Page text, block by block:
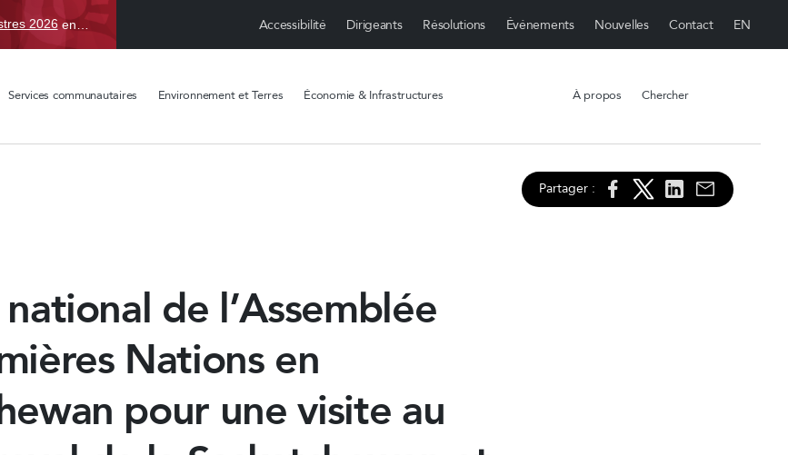
2026en TBD, du 15 avr. au 1 sept. Accessibilité Dirigeants Résolutions Événements Nouvelles Contact
Services communautaires Environnement et Terres Économie & Infrastructures À propos Chercher
Partager :
de l’Assemblée
Nations en
pour une visite au